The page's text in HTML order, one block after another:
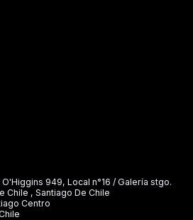
949, Local n°16 / Galería stgo.
Chile , Santiago De Chile
Centro